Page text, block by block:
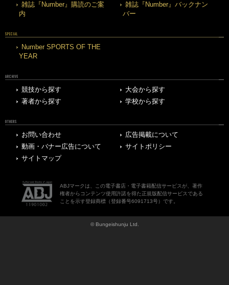
雑誌『Number』購読のご案
内
雑誌『Number』バックナン
バー
SPECIAL
Number SPORTS OF THE
YEAR
ARCHIVE
競技から探す
大会から探す
著者から探す
学校から探す
OTHERS
お問い合わせ
広告掲載について
動画・バナー広告について
サイトポリシー
サイトマップ
ABJマークは、この電子書店・電子書籍配信サービスが、著作
権者からコンテンツ使用許諾を得た正規版配信サービスである
ことを示す登録商標（登録番号6091713号）です。
© Bungeishunju Ltd.